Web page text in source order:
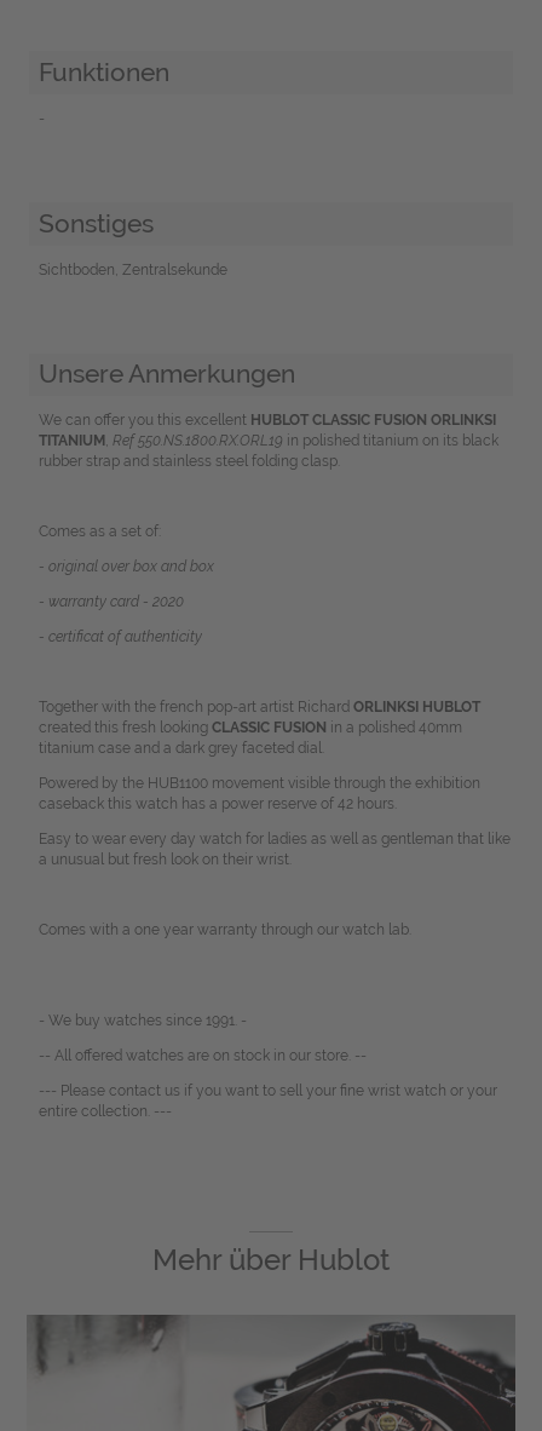
Funktionen
-
Sonstiges
Sichtboden, Zentralsekunde
Unsere Anmerkungen
We can offer you this excellent HUBLOT CLASSIC FUSION ORLINKSI
TITANIUM , Ref 550.NS.1800.RX.ORL19 in polished titanium on its black
rubber strap and stainless steel folding clasp.
Comes as a set of:
- original over box and box
- warranty card - 2020
- certificat of authenticity
Together with the french pop-art artist Richard ORLINKSI HUBLOT
created this fresh looking CLASSIC FUSION in a polished 40mm
titanium case and a dark grey faceted dial.
Powered by the HUB1100 movement visible through the exhibition
caseback this watch has a power reserve of 42 hours.
Easy to wear every day watch for ladies as well as gentleman that like
a unusual but fresh look on their wrist.
Comes with a one year warranty through our watch lab.
- We buy watches since 1991. -
-- All offered watches are on stock in our store. --
--- Please contact us if you want to sell your fine wrist watch or your
entire collection. ---
Mehr über Hublot